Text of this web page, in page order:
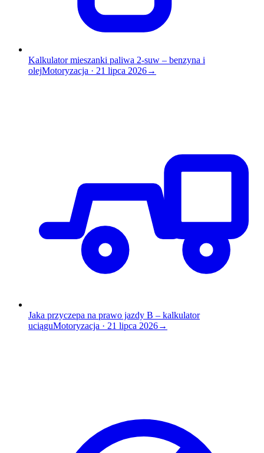
Kalkulator mieszanki paliwa 2-suw – benzyna i
olejMotoryzacja · 21 lipca 2026→
Jaka przyczepa na prawo jazdy B – kalkulator
uciąguMotoryzacja · 21 lipca 2026→